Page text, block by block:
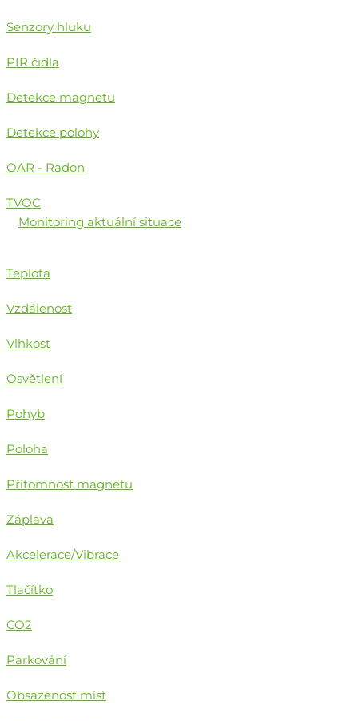
Senzory hluku
PIR čidla
Detekce magnetu
Detekce polohy
OAR - Radon
TVOC
Monitoring aktuální situace
Teplota
Vzdálenost
Vlhkost
Osvětlení
Pohyb
Poloha
Přítomnost magnetu
Záplava
Akcelerace/Vibrace
Tlačítko
CO2
Parkování
Obsazenost míst